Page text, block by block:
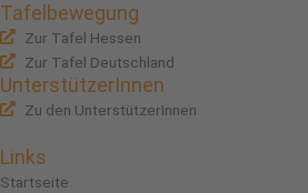
Tafelbewegung
Zur Tafel Hessen
Zur Tafel Deutschland
UnterstützerInnen
Zu den UnterstützerInnen
Links
Startseite